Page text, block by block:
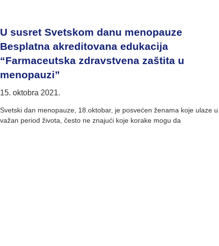
U susret Svetskom danu menopauze
Besplatna akreditovana edukacija
“Farmaceutska zdravstvena zaštita u
menopauzi”
15. oktobra 2021.
Svetski dan menopauze, 18.oktobar, je posvećen ženama koje ulaze u
važan period života, često ne znajući koje korake mogu da